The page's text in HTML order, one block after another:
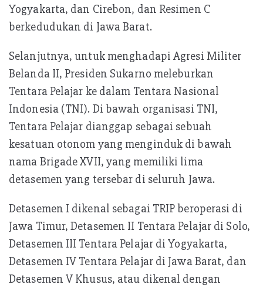
Yogyakarta, dan Cirebon, dan Resimen C
berkedudukan di Jawa Barat.
Selanjutnya, untuk menghadapi Agresi Militer
Belanda II, Presiden Sukarno meleburkan
Tentara Pelajar ke dalam Tentara Nasional
Indonesia (TNI). Di bawah organisasi TNI,
Tentara Pelajar dianggap sebagai sebuah
kesatuan otonom yang menginduk di bawah
nama Brigade XVII, yang memiliki lima
detasemen yang tersebar di seluruh Jawa.
Detasemen I dikenal sebagai TRIP beroperasi di
Jawa Timur, Detasemen II Tentara Pelajar di Solo,
Detasemen III Tentara Pelajar di Yogyakarta,
Detasemen IV Tentara Pelajar di Jawa Barat, dan
Detasemen V Khusus, atau dikenal dengan